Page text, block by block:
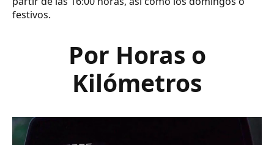
festivos.
Por Horas o
Kilómetros